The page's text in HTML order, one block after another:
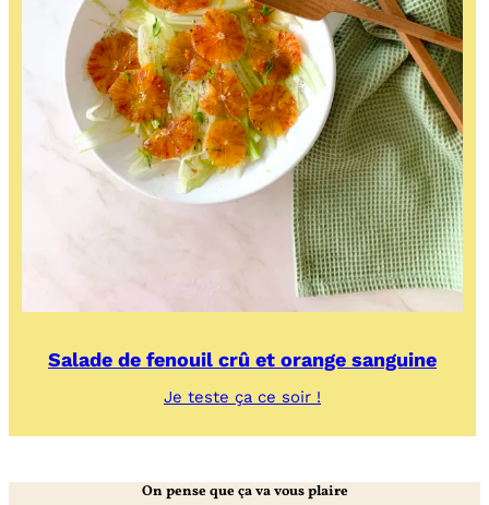
Salade de fenouil crû et orange sanguine
Je teste ça ce soir !
de
et
On pense que ça va vous plaire